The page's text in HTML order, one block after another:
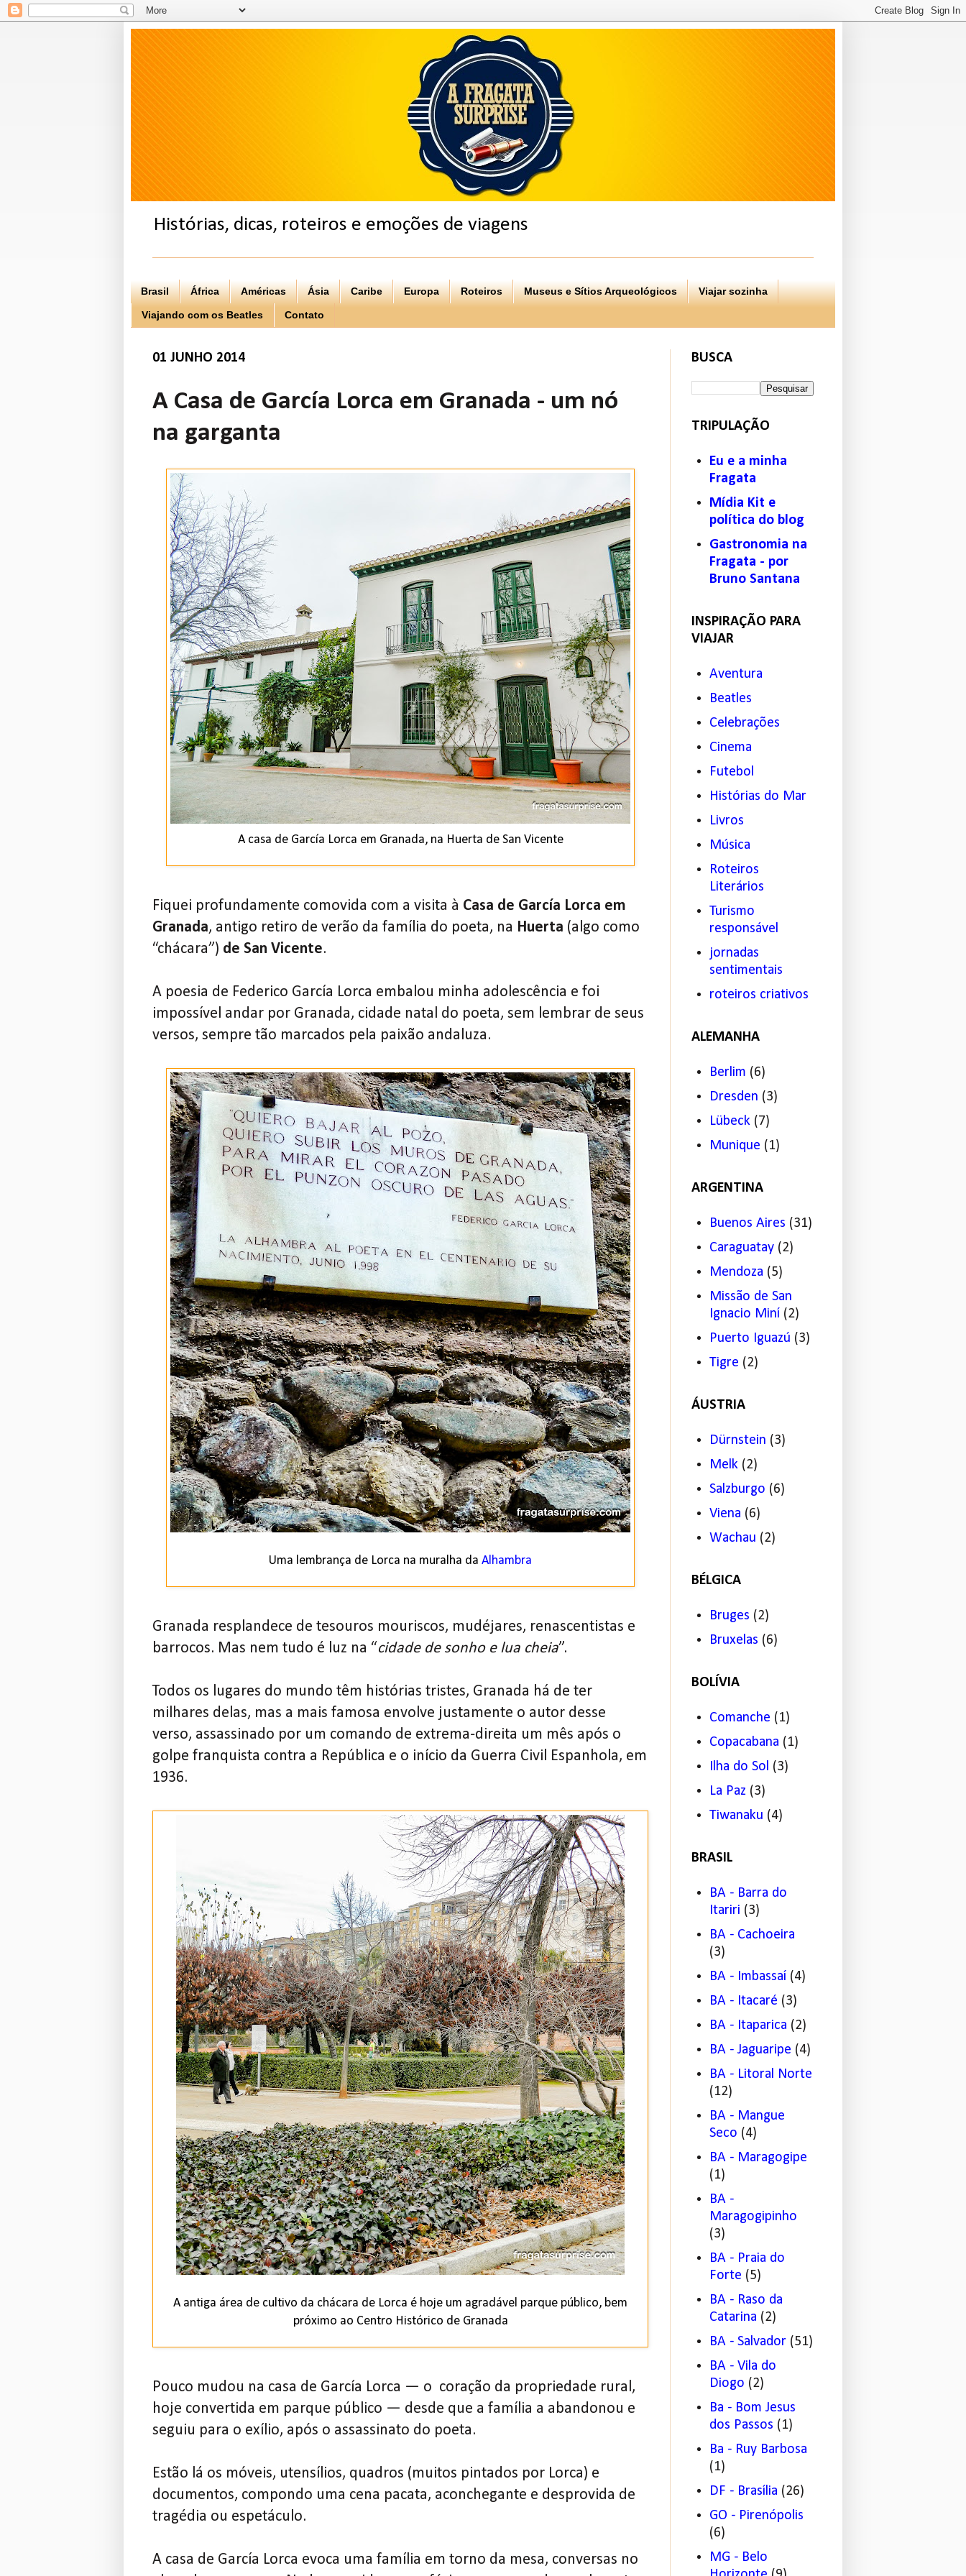
Histórias, dicas, roteiros e emoções de viagens
Brasil África Américas Ásia Caribe Europa Roteiros Museus e Sítios Arqueológicos Viajar sozinha
Viajando com os Beatles Contato
01 JUNHO 2014
A Casa de García Lorca em Granada - um nó
na garganta
A casa de García Lorca em Granada, na Huerta de San Vicente
Fiquei profundamente comovida com a visita à Casa de García Lorca em
Granada, antigo retiro de verão da família do poeta, na Huerta (algo como
“chácara”) de San Vicente.
A poesia de Federico García Lorca embalou minha adolescência e foi
impossível andar por Granada, cidade natal do poeta, sem lembrar de seus
versos, sempre tão marcados pela paixão andaluza.
Uma lembrança de Lorca na muralha da Alhambra
Granada resplandece de tesouros mouriscos, mudéjares, renascentistas e
barrocos. Mas nem tudo é luz na “cidade de sonho e lua cheia”.
Todos os lugares do mundo têm histórias tristes, Granada há de ter
milhares delas, mas a mais famosa envolve justamente o autor desse
verso, assassinado por um comando de extrema-direita um mês após o
golpe franquista contra a República e o início da Guerra Civil Espanhola, em
1936.
A antiga área de cultivo da chácara de Lorca é hoje um agradável parque público, bem
próximo ao Centro Histórico de Granada
Pouco mudou na casa de García Lorca — o coração da propriedade rural,
hoje convertida em parque público — desde que a família a abandonou e
seguiu para o exílio, após o assassinato do poeta.
Estão lá os móveis, utensílios, quadros (muitos pintados por Lorca) e
documentos, compondo uma cena pacata, aconchegante e desprovida de
tragédia ou espetáculo.
A casa de García Lorca evoca uma família em torno da mesa, conversas no
BUSCA
TRIPULAÇÃO
Eu e a minha
Fragata
Mídia Kit e
política do blog
Gastronomia na
Fragata - por
Bruno Santana
INSPIRAÇÃO PARA
VIAJAR
Aventura
Beatles
Celebrações
Cinema
Futebol
Histórias do Mar
Livros
Música
Roteiros
Literários
Turismo
responsável
jornadas
sentimentais
roteiros criativos
ALEMANHA
Berlim (6)
Dresden (3)
Lübeck (7)
Munique (1)
ARGENTINA
Buenos Aires (31)
Caraguatay (2)
Mendoza (5)
Missão de San
Ignacio Miní (2)
Puerto Iguazú (3)
Tigre (2)
ÁUSTRIA
Dürnstein (3)
Melk (2)
Salzburgo (6)
Viena (6)
Wachau (2)
BÉLGICA
Bruges (2)
Bruxelas (6)
BOLÍVIA
Comanche (1)
Copacabana (1)
Ilha do Sol (3)
La Paz (3)
Tiwanaku (4)
BRASIL
BA - Barra do
Itariri (3)
BA - Cachoeira
(3)
BA - Imbassaí (4)
BA - Itacaré (3)
BA - Itaparica (2)
BA - Jaguaripe (4)
BA - Litoral Norte
(12)
BA - Mangue
Seco (4)
BA - Maragogipe
(1)
BA -
Maragogipinho
(3)
BA - Praia do
Forte (5)
BA - Raso da
Catarina (2)
BA - Salvador (51)
BA - Vila do
Diogo (2)
Ba - Bom Jesus
dos Passos (1)
Ba - Ruy Barbosa
(1)
DF - Brasília (26)
GO - Pirenópolis
(6)
MG - Belo